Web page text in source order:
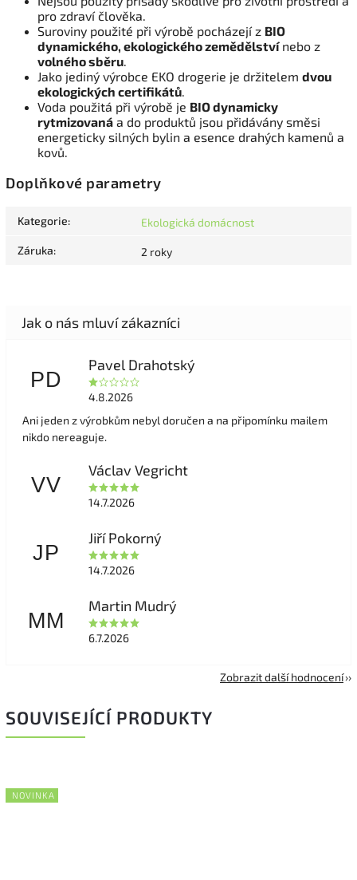
pro zdraví člověka.
Suroviny použité při výrobě pocházejí z BIO
dynamického, ekologického zemědělstvínebo z
volného sběru.
Jako jediný výrobce EKO drogerie je držitelem dvou
ekologických certifikátů.
Voda použitá při výrobě je BIO dynamicky
rytmizovaná a do produktů jsou přidávány směsi
energeticky silných bylin a esence drahých kamenů a
kovů.
Doplňkové parametry
Kategorie: Ekologická domácnost
Záruka: 2 roky
PD
Pavel Drahotský
4.8.2026
Ani jeden z výrobkům nebyl doručen a na připomínku mailem
nikdo nereaguje.
VV
Václav Vegricht
14.7.2026
JP
Jiří Pokorný
14.7.2026
MM
Martin Mudrý
6.7.2026
Zobrazit další hodnocení
SOUVISEJÍCÍ PRODUKTY
NOVINKA